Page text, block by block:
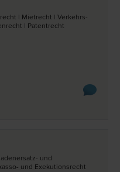
| Miet­recht | Verkehrs­
| Patent­recht
und
und Exekutions­recht